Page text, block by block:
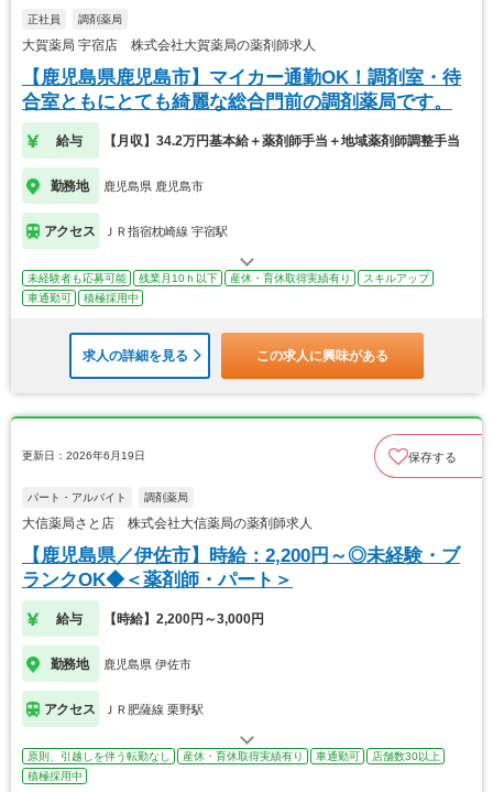
正社員 調剤薬局
大賀薬局 宇宿店 株式会社大賀薬局の薬剤師求人
【鹿児島県鹿児島市】マイカー通勤OK！調剤室・待
合室ともにとても綺麗な総合門前の調剤薬局です。
給与 【月収】34.2万円基本給＋薬剤師手当＋地域薬剤師調整手当
勤務地 鹿児島県 鹿児島市
アクセス ＪＲ指宿枕崎線 宇宿駅
未経験者も応募可能 残業月10ｈ以下 産休・育休取得実績有り
スキルアップ
車通勤可
積極採用中
求人の詳細を見る この求人に興味がある
更新日：2026年6月19日 保存する
パート・アルバイト 調剤薬局
大信薬局さと店 株式会社大信薬局の薬剤師求人
【鹿児島県／伊佐市】時給：2,200円～◎未経験・ブ
ランクOK◆＜薬剤師・パート＞
給与 【時給】2,200円～3,000円
勤務地 鹿児島県 伊佐市
アクセス ＪＲ肥薩線 栗野駅
原則、引越しを伴う転勤なし 産休・育休取得実績有り 車通勤可
店舗数30以上
積極採用中